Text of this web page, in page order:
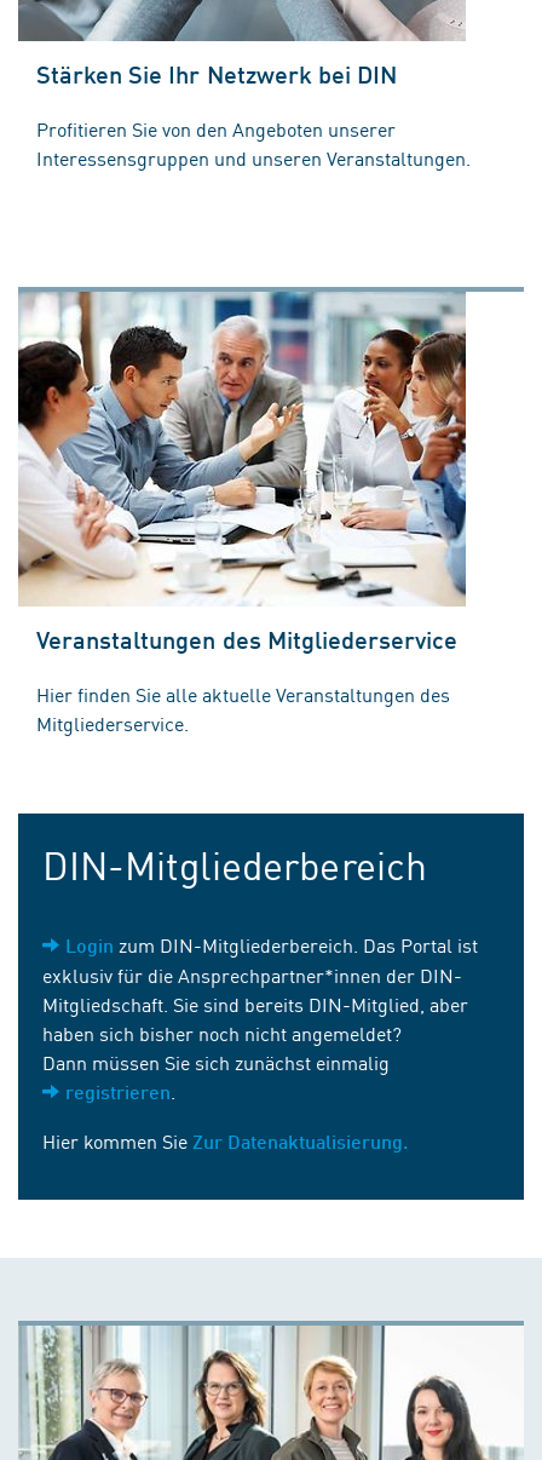
Stärken Sie Ihr Netzwerk bei DIN
Profitieren Sie von den Angeboten unserer
Interessensgruppen und unseren Veranstaltungen.
Veranstaltungen des Mitgliederservice
Hier finden Sie alle aktuelle Veranstaltungen des
Mitgliederservice.
DIN-Mitgliederbereich
Login zum DIN-Mitgliederbereich. Das Portal ist
exklusiv für die Ansprechpartner*innen der DIN-
Mitgliedschaft. Sie sind bereits DIN-Mitglied, aber
haben sich bisher noch nicht angemeldet?
Dann müssen Sie sich zunächst einmalig
registrieren
Hier kommen Sie Zur Datenaktualisierung.